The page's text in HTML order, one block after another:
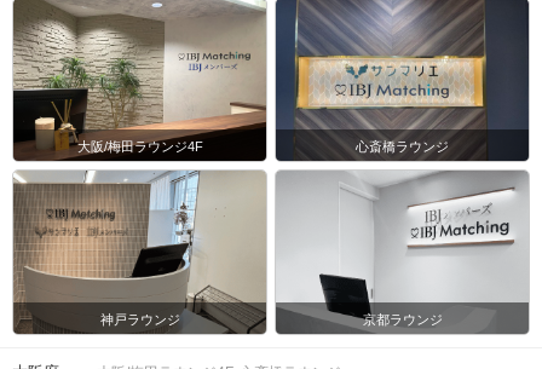
大阪/梅田ラウンジ4F 心斎橋ラウンジ
神戸ラウンジ 京都ラウンジ